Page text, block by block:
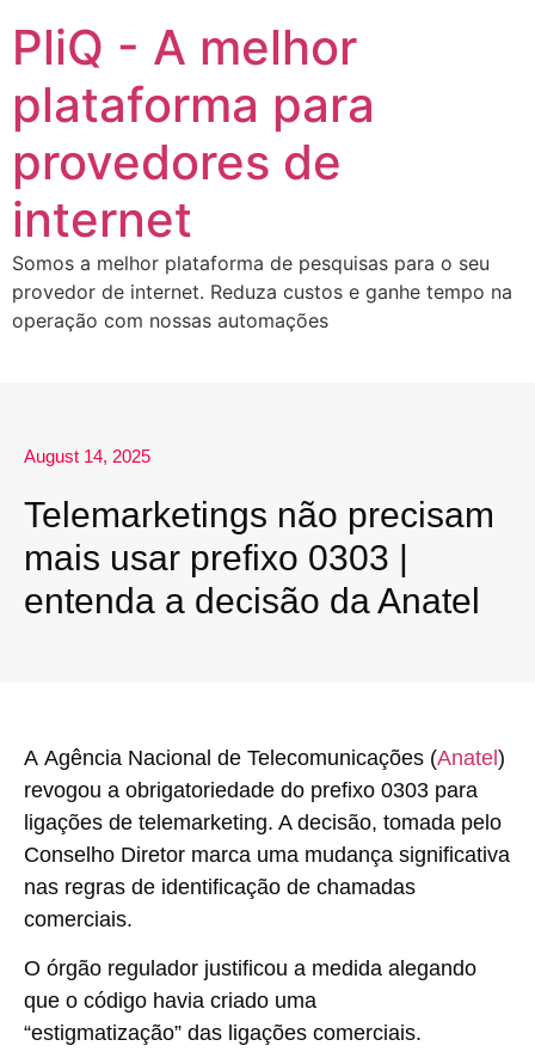
PliQ - A melhor
plataforma para
provedores de
internet
Somos a melhor plataforma de pesquisas para o seu
provedor de internet. Reduza custos e ganhe tempo na
operação com nossas automações
August 14, 2025
Telemarketings não precisam
mais usar prefixo 0303 |
entenda a decisão da Anatel
A Agência Nacional de Telecomunicações (Anatel )
revogou a obrigatoriedade do prefixo 0303 para
ligações de telemarketing. A decisão, tomada pelo
Conselho Diretor marca uma mudança significativa
nas regras de identificação de chamadas
comerciais.
O órgão regulador justificou a medida alegando
que o código havia criado uma
“estigmatização” das ligações comerciais.